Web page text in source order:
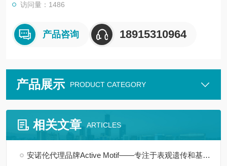
访问量：1486
产品咨询 18915310964
产品展示 PRODUCT CATEGORY
相关文章 ARTICLES
安诺伦代理品牌Active Motif——专注于表观遗传和基因调控领域